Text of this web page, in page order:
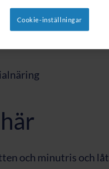
och minutris och låt
Cookie-inställningar